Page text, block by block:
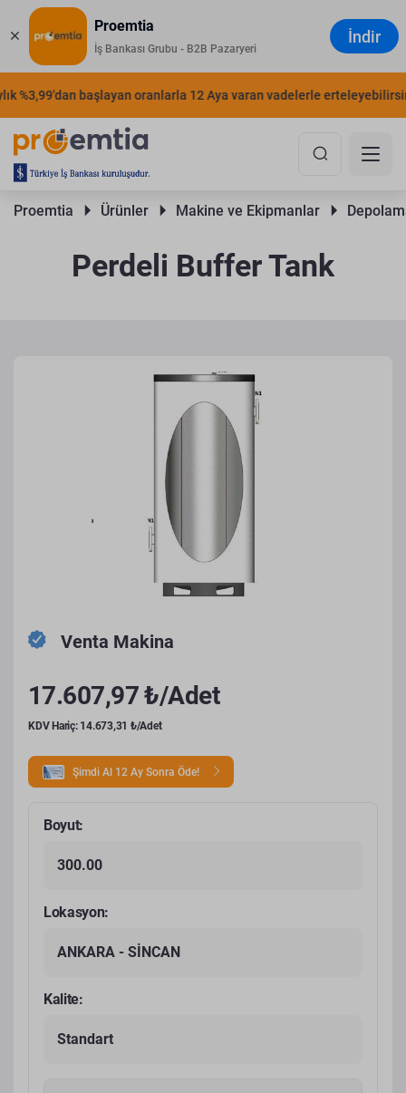
Proemtia
İş Bankası Grubu - B2B Pazaryeri
İndir
%3,99'dan başlayan oranlarla 12 Aya varan vadelerle
Proemtia Ürünler Makine ve Ekipmanlar
Perdeli Buffer Tank
Venta Makina
17.607,97 ₺/Adet
KDV Hariç: 14.673,31 ₺/Adet
Şimdi Al 12 Ay Sonra Öde!
Boyut:
300.00
Lokasyon:
ANKARA - SİNCAN
Kalite:
Standart